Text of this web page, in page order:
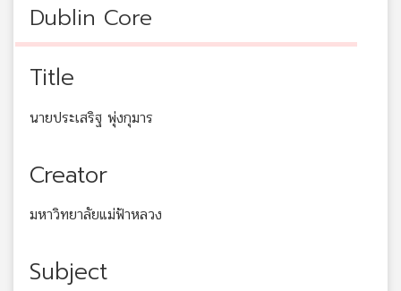
Dublin Core
Title
นายประเสริฐ พุ่งกุมาร
Creator
มหาวิทยาลัยแม่ฟ้าหลวง
Subject